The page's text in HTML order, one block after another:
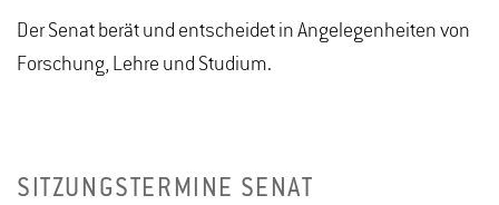
Der Senat berät und entscheidet in Angelegenheiten von
Forschung, Lehre und Studium.
SITZUNGSTERMINE SENAT